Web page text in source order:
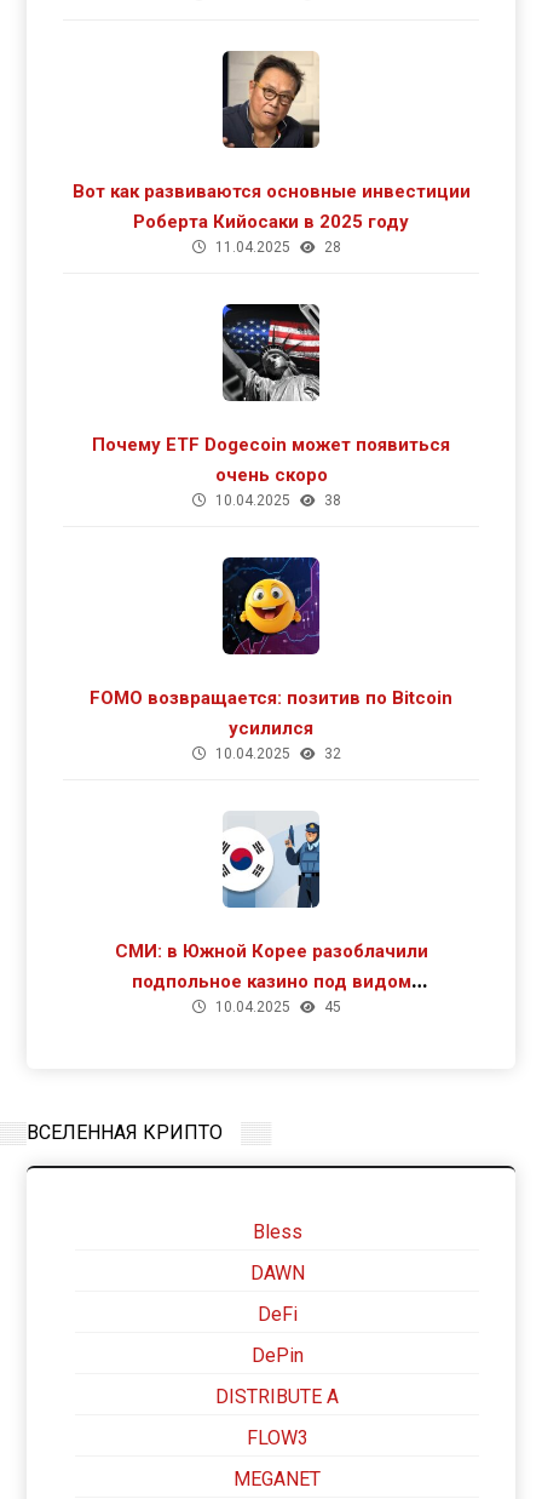
Вот как развиваются основные инвестиции
Роберта Кийосаки в 2025 году
11.04.2025 28
Почему ETF Dogecoin может появиться
очень скоро
10.04.2025 38
FOMO возвращается: позитив по Bitcoin
усилился
10.04.2025 32
СМИ: в Южной Корее разоблачили
подпольное казино под видом
криптомайнинга
10.04.2025 45
ВСЕЛЕННАЯ КРИПТО
Bless
DAWN
DeFi
DePin
DISTRIBUTE A
FLOW3
MEGANET